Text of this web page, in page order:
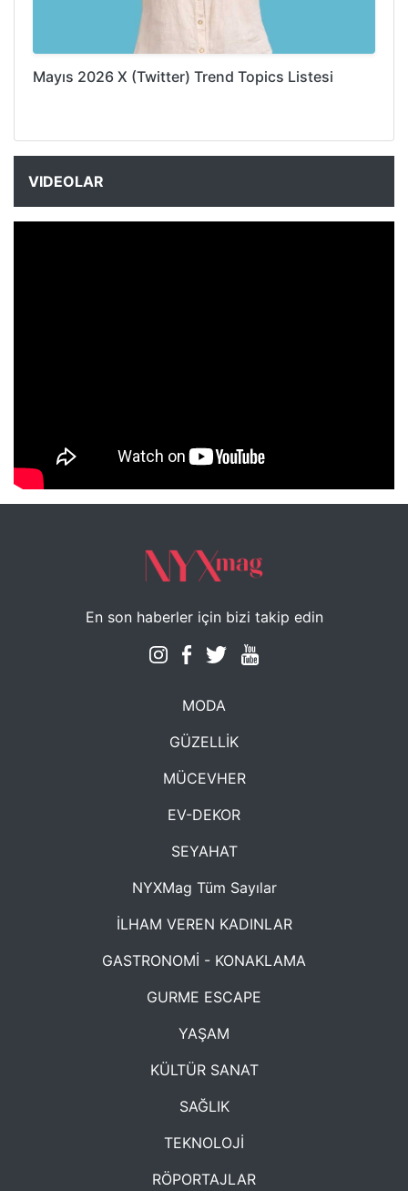
Mayıs 2026 X (Twitter) Trend Topics Listesi
VIDEOLAR
NYXmag 2. Yaş Kutlama Etkinliği
En son haberler için bizi takip edin
MODA
GÜZELLİK
MÜCEVHER
EV-DEKOR
SEYAHAT
NYXMag Tüm Sayılar
İLHAM VEREN KADINLAR
GASTRONOMİ - KONAKLAMA
GURME ESCAPE
YAŞAM
KÜLTÜR SANAT
SAĞLIK
TEKNOLOJİ
RÖPORTAJLAR